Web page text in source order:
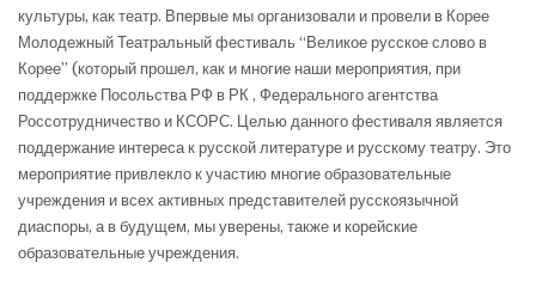
культуры, как театр. Впервые мы организовали и провели в Корее
Молодежный Театральный фестиваль “Великое русское слово в
Корее” (который прошел, как и многие наши мероприятия, при
поддержке Посольства РФ в РК , Федерального агентства
Россотрудничество и КСОРС. Целью данного фестиваля является
поддержание интереса к русской литературе и русскому театру. Это
мероприятие привлекло к участию многие образовательные
учреждения и всех активных представителей русскоязычной
диаспоры, а в будущем, мы уверены, также и корейские
образовательные учреждения.